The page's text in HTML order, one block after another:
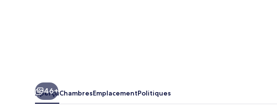
46+
AperçuChambresEmplacementPolitiques